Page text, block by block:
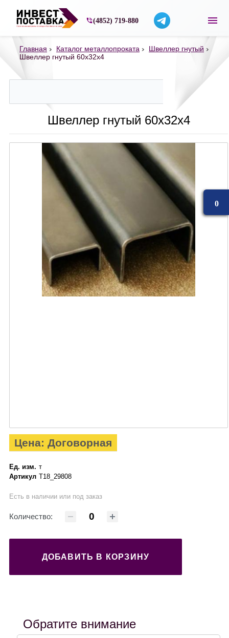
Строительные материалы со склада в
(4852) 719-880
Главная Каталог металлопроката
Швеллер гнутый
Швеллер гнутый 60х32х4
Швеллер гнутый 60х32х4
Цена: Договорная
Ед. изм. т
Артикул Т18_29808
Есть в наличии или под заказ
Количество:
ДОБАВИТЬ В КОРЗИНУ
Обратите внимание
0